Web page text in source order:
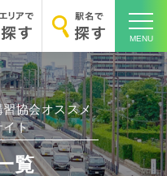
MENU
協会オススメ
イト
覧